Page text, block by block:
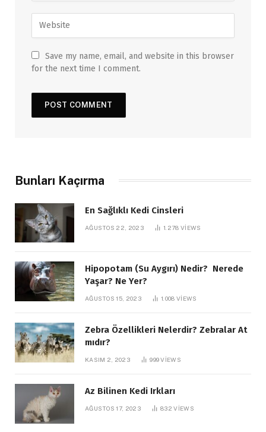
Save my name, email, and website in this browser
for the next time I comment.
Bunları Kaçırma
En Sağlıklı Kedi Cinsleri
AĞUSTOS 22, 2023 1.278 VIEWS
Hipopotam (Su Aygırı) Nedir? Nerede
Yaşar? Ne Yer?
AĞUSTOS 15, 2023 1.008 VIEWS
Zebra Özellikleri Nelerdir? Zebralar At
mıdır?
KASIM 2, 2023 999VIEWS
Az Bilinen Kedi Irkları
AĞUSTOS 17, 2023 832VIEWS